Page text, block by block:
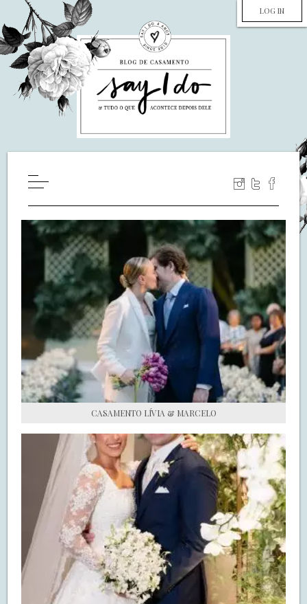
LOG IN
WILL YOU MARRY ME?
LUA DE MEL
COZINHA
DECORAÇÃO
DE NOIVA PRA NOIVA
S.O.S CASADAS
FALE COM O SAY I DO
CASAMENTO LÍVIA & MARCELO